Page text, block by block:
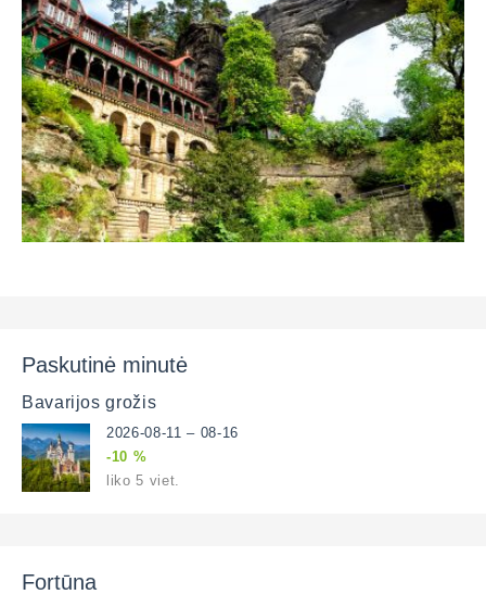
Paskutinė minutė
Bavarijos grožis
2026-08-11 – 08-16
-10 %
liko 5 viet.
Fortūna